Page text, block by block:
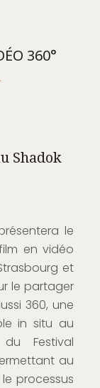
360°
Shadok
le
en vidéo
et
le partager
360, une
in situ au
Festival
au
processus